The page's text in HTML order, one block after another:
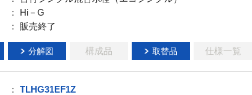
： Hi－G
： 販売終了
分解図 構成品 取替品 仕様一覧
： TLHG31EF1Z